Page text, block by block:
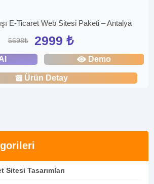
Sitesi Tasarımları
E-Ticaret Web Sitesi Paketi – Antalya
5698₺ 2999 ₺
Demo
Ürün Detay